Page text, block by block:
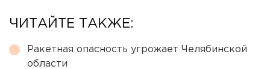
ЧИТАЙТЕ ТАКЖЕ:
Ракетная опасность угрожает Челябинской
области